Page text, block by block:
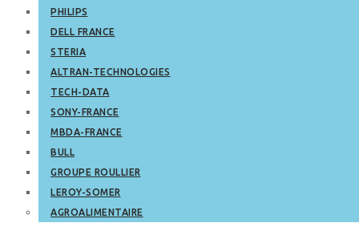
PHILIPS
DELL FRANCE
STERIA
ALTRAN-TECHNOLOGIES
TECH-DATA
SONY-FRANCE
MBDA-FRANCE
BULL
GROUPE ROULLIER
LEROY-SOMER
AGROALIMENTAIRE